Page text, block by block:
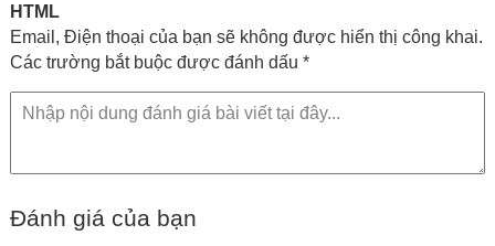
HTML
Email, Điện thoại của bạn sẽ không được hiển thị công khai.
Các trường bắt buộc được đánh dấu *
Đánh giá của bạn